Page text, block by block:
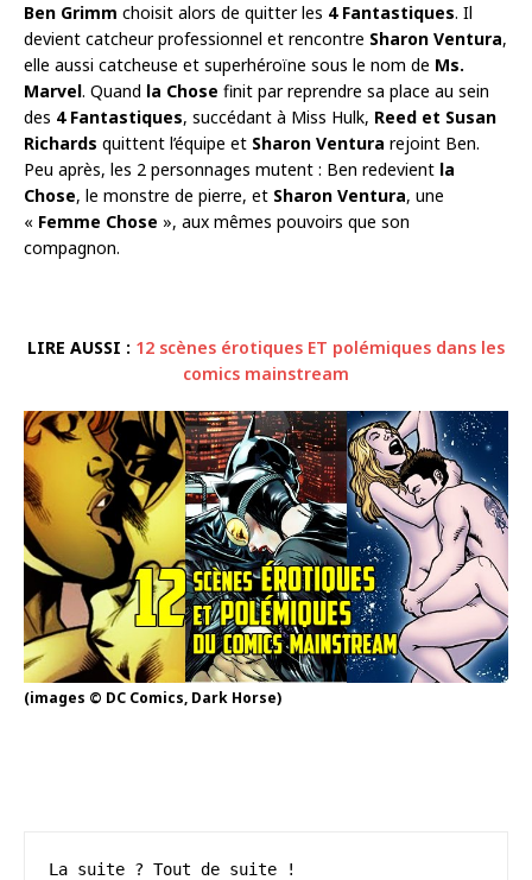
Ben Grimm choisit alors de quitter les 4 Fantastiques. Il
devient catcheur professionnel et rencontre Sharon Ventura,
elle aussi catcheuse et superhéroïne sous le nom de Ms.
Marvel. Quand la Chose finit par reprendre sa place au sein
des 4 Fantastiques, succédant à Miss Hulk, Reed et Susan
Richards quittent l’équipe et Sharon Ventura rejoint Ben.
Peu après, les 2 personnages mutent : Ben redevient la
Chose, le monstre de pierre, et Sharon Ventura, une
« Femme Chose », aux mêmes pouvoirs que son
compagnon.
LIRE AUSSI : 12 scènes érotiques ET polémiques dans les
comics mainstream
(images © DC Comics, Dark Horse)
La suite ? Tout de suite !